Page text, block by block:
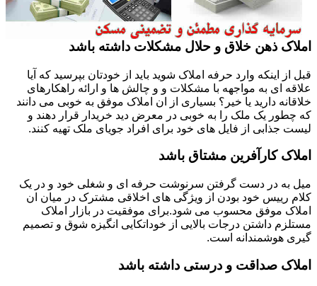
املاک ذهن خلاق و حلال مشکلات داشته باشد
قبل از اینکه وارد حرفه املاک شوید باید از خودتان بپرسید که آیا
علاقه ای به مواجهه با مشکلات و و چالش ها و ارائه راهکارهای
خلاقانه دارید یا خیر؟ بسیاری از ان املاک موفق به خوبی می دانند
که چطور یک ملک را به خوبی در معرض دید خریدار قرار دهند و
لیست جذابی از فایل های خود برای افراد جویای ملک تهیه کنند.
املاک کارآفرین مشتاق باشد
میل به در دست گرفتن سرنوشت حرفه ای و شغلی خود و در یک
کلام رییس خود بودن از ویژگی های اخلاقی مشترک در میان ان
املاک موفق محسوب می شود.برای موفقیت در بازار املاک
مستلزم داشتن درجات بالایی از خوداتکایی انگیزه شوق و تصمیم
گیری هوشمندانه است.
املاک صداقت و درستی داشته باشد